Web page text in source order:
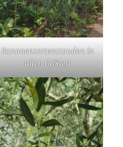
Bananensortenstauden in
allen Größen